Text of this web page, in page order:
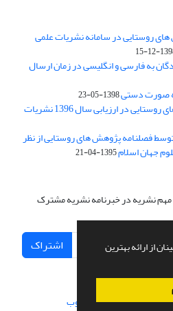
از ارائه بهترین
روستایی در سامانه نشریات علمی
1398-
به فارسی و انگلیسی در زمان ارسال
صورت دستی1398-05-23
کسب رتبه A فصلنامه پژوهش های روستایی در ارزیابی سال 1396 نشریات
فصلنامه پژوهش های روستایی از نظر
جهان اسلام1395-04-21
مهم نشریه در خبرنامه نشریه مشترک
اشتراک
و پیاده سازی از سیناوب